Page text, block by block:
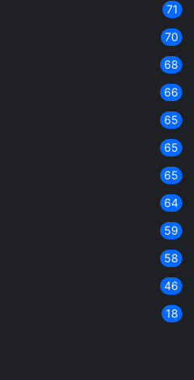
71
70
68
66
65
65
65
64
59
58
46
18